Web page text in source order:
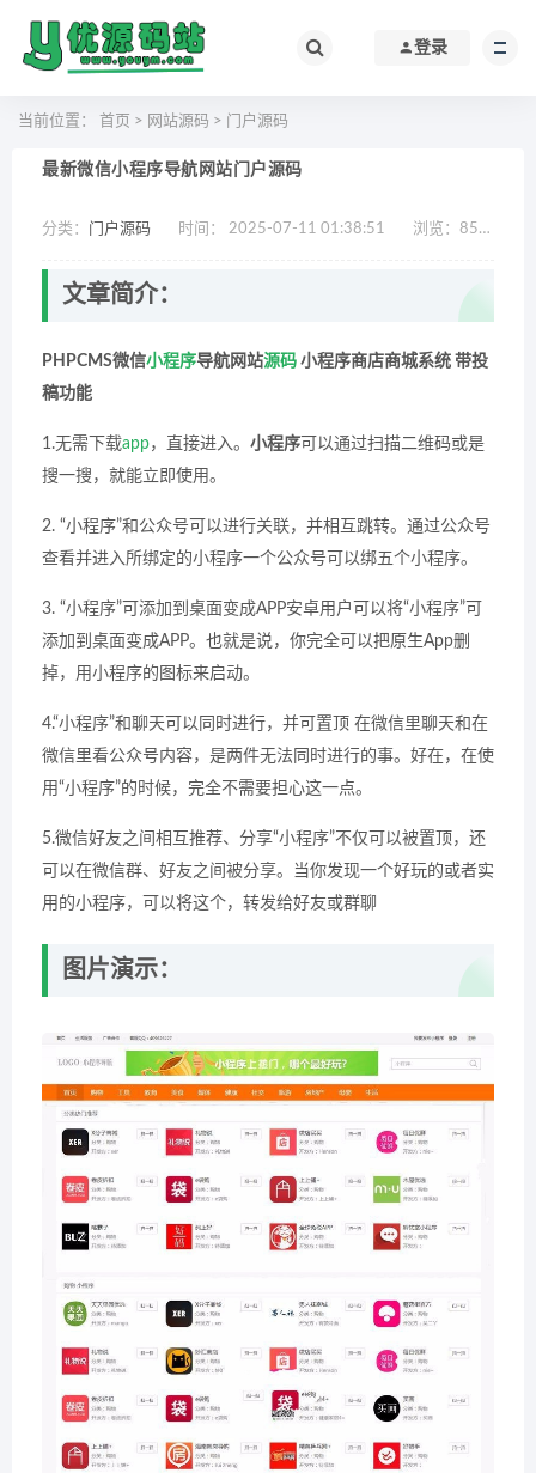
登录
当前位置： 首页 > 网站源码 > 门户源码
最新微信小程序导航网站门户源码
分类： 门户源码 时间： 2025-07-11 01:38:51 浏览： 855
文章简介：
PHPCMS微信小程序导航网站源码 小程序商店商城系统 带投
稿功能
1.无需下载app，直接进入。 小程序可以通过扫描二维码或是
搜一搜，就能立即使用。
2. “小程序”和公众号可以进行关联，并相互跳转。通过公众号
查看并进入所绑定的小程序一个公众号可以绑五个小程序。
3. “小程序”可添加到桌面变成APP安卓用户可以将“小程序”可
添加到桌面变成APP。也就是说，你完全可以把原生App删
掉，用小程序的图标来启动。
4.“小程序”和聊天可以同时进行，并可置顶 在微信里聊天和在
微信里看公众号内容，是两件无法同时进行的事。好在，在使
用“小程序”的时候，完全不需要担心这一点。
5.微信好友之间相互推荐、分享“小程序”不仅可以被置顶，还
可以在微信群、好友之间被分享。当你发现一个好玩的或者实
用的小程序，可以将这个，转发给好友或群聊
图片演示：